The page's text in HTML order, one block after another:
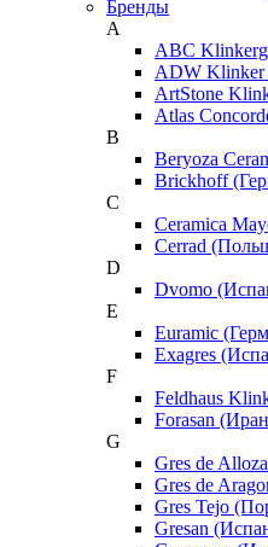
Бренды
A
ABC
ADW Klinker
ArtStone
Atlas
B
Beryoza
Brickhoff
C
Ceramica
Cerrad
D
Dvomo
E
Euramic
Exagres
F
Feldhaus
Forasan
G
Gres de
Gres de
Gres Tejo
Gresan